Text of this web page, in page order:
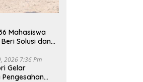
Mahasiswa
Beri Solusi dan
2026 7:36 Pm
Gelar